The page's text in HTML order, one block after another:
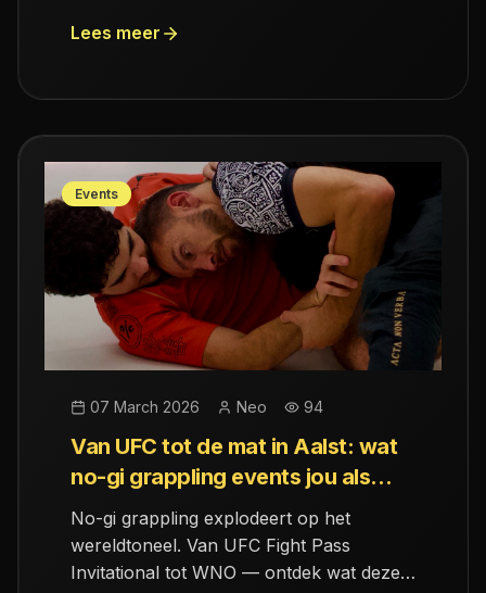
Lees meer
Events
07 March 2026 Neo 94
Van UFC tot de mat in Aalst: wat
no-gi grappling events jou als
recreatieve sporter leren
No-gi grappling explodeert op het
wereldtoneel. Van UFC Fight Pass
Invitational tot WNO — ontdek wat deze